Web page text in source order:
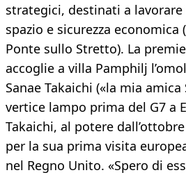
strategici, destinati a lavorare
spazio e sicurezza economica
Ponte sullo Stretto). La
accoglie a villa Pamphilj
Sanae Takaichi («la mia amica
vertice lampo prima del G7 a
Takaichi, al potere
per la sua prima visita
nel Regno Unito. «Spero di